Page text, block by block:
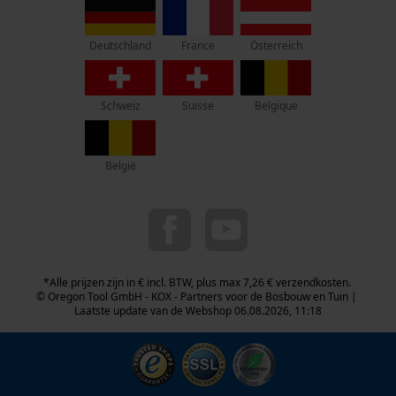
70736 Fellbach
Geen winkel!
Retouradres:
Beim Erlenwäldchen 14/2
Deutschland France Österreich
Schweiz Suisse Belgique
België
*Alle prijzen zijn in € incl. BTW, plus max 7,26 € verzendkosten.
© Oregon Tool GmbH - KOX - Partners voor de Bosbouw en Tuin |
Laatste update van de Webshop 06.08.2026, 11:18